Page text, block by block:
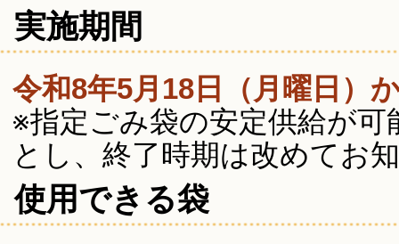
実施期間
令和8年5月18日（月曜日）
※指定ごみ袋の安定供給が
とし、終了時期は改めてお
使用できる袋